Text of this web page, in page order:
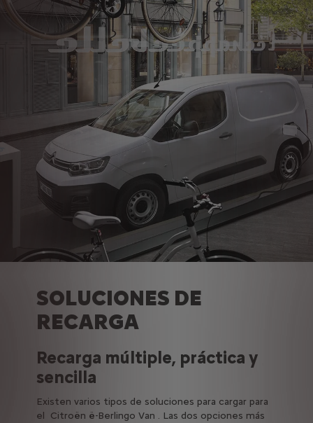
SOLUCIONES DE
RECARGA
Recarga múltiple, práctica y
sencilla
Existen varios tipos de soluciones para cargar para
el Citroën ë-Berlingo Van . Las dos opciones más